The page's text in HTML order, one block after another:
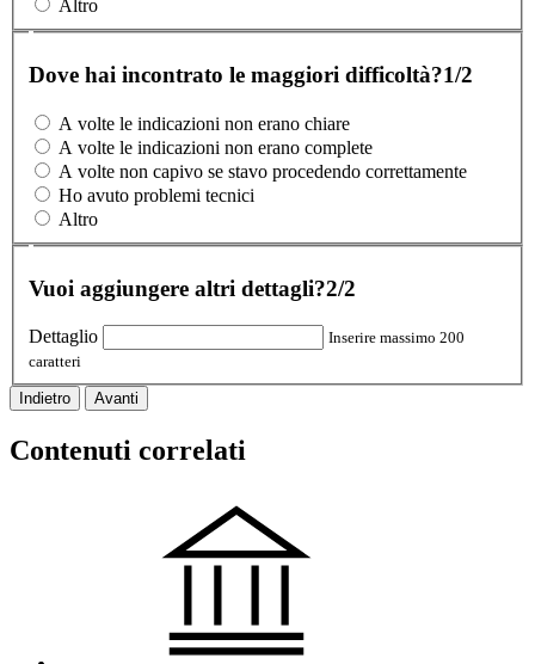
Altro
Dove hai incontrato le maggiori difficoltà?1/2
A volte le indicazioni non erano chiare
A volte le indicazioni non erano complete
A volte non capivo se stavo procedendo correttamente
Ho avuto problemi tecnici
Altro
Vuoi aggiungere altri dettagli?2/2
Dettaglio
Inserire massimo 200
caratteri
Indietro Avanti
Contenuti correlati